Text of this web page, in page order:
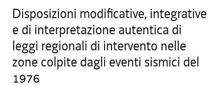
Disposizioni modificative, integrative
e di interpretazione autentica di
leggi regionali di intervento nelle
zone colpite dagli eventi sismici del
1976